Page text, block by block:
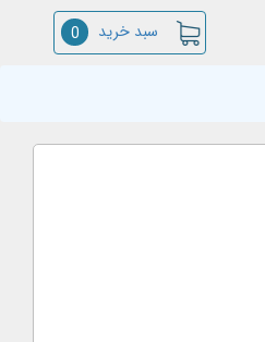
سبد خرید 0